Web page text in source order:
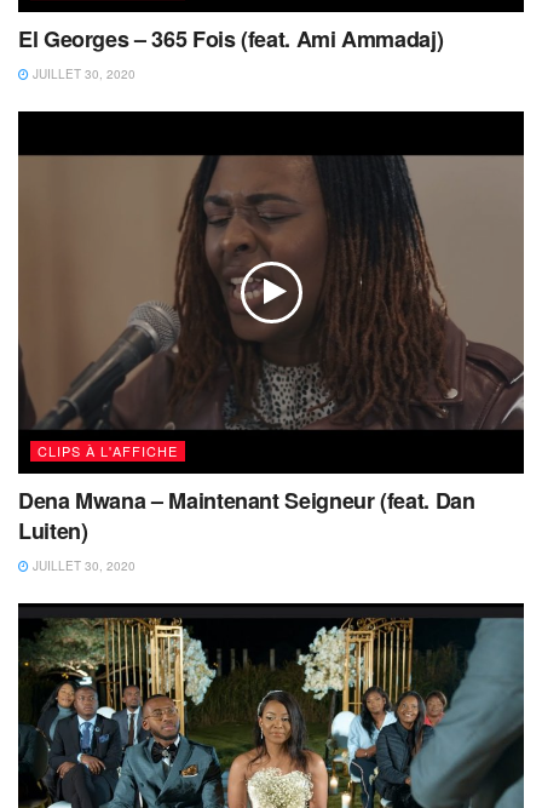
El Georges – 365 Fois (feat. Ami Ammadaj)
JUILLET 30, 2020
CLIPS À L'AFFICHE
Dena Mwana – Maintenant Seigneur (feat. Dan
Luiten)
JUILLET 30, 2020